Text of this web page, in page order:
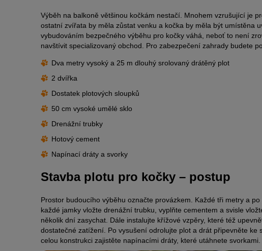
Výběh na balkoně většinou kočkám nestačí. Mnohem vzrušující je
ostatní zvířata by měla zůstat venku a kočka by měla být umístěna
vybudováním bezpečného výběhu pro kočky váhá, neboť to není
navštívit specializovaný obchod. Pro zabezpečení zahrady budete
Dva metry vysoký a 25 m dlouhý srolovaný drátěný plot
2 dvířka
Dostatek plotových sloupků
50 cm vysoké umělé sklo
Drenážní trubky
Hotový cement
Napínací dráty a svorky
Stavba plotu pro kočky – postup
Prostor budoucího výběhu označte provázkem. Každé tři metry a
každé jamky vložte drenážní trubku, vyplňte cementem a svisle
několik dní zasychat. Dále instalujte křížové vzpěry, které též
dostatečné zatížení. Po vysušení odrolujte plot a drát připevněte
celou konstrukci zajistěte napínacími dráty, které utáhnete svorkami.